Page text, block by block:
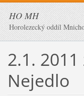
HO MH
Horolezecký oddíl
2.1.
Nejedlo